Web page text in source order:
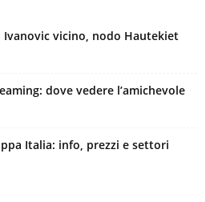
vicino, nodo Hautekiet
dove vedere l’amichevole
Italia: info, prezzi e settori